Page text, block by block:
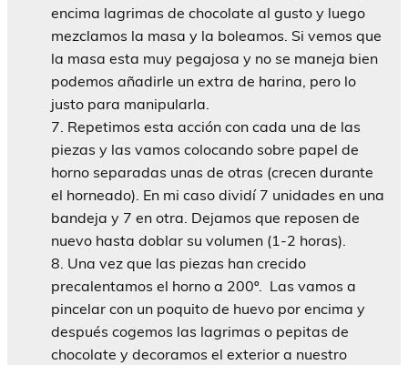
encima lagrimas de chocolate al gusto y luego
mezclamos la masa y la boleamos. Si vemos que
la masa esta muy pegajosa y no se maneja bien
podemos añadirle un extra de harina, pero lo
justo para manipularla.
Repetimos esta acción con cada una de las
piezas y las vamos colocando sobre papel de
horno separadas unas de otras (crecen durante
el horneado). En mi caso dividí 7 unidades en una
bandeja y 7 en otra. Dejamos que reposen de
nuevo hasta doblar su volumen (1-2 horas).
Una vez que las piezas han crecido
precalentamos el horno a 200º. Las vamos a
pincelar con un poquito de huevo por encima y
después cogemos las lagrimas o pepitas de
chocolate y decoramos el exterior a nuestro